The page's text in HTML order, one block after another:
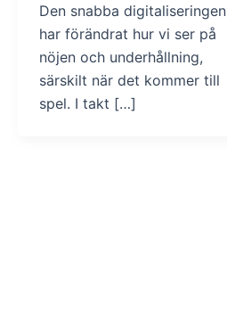
Den snabba digitaliseringen
har förändrat hur vi ser på
nöjen och underhållning,
särskilt när det kommer till
spel. I takt […]